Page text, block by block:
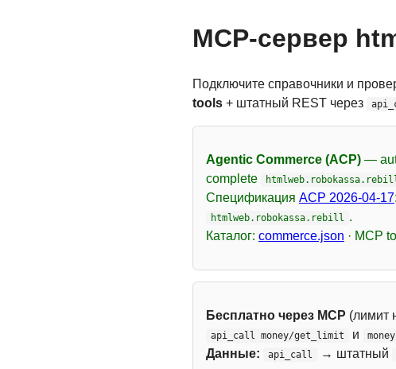
MCP-сервер
Подключите справочники и
tools + штатный REST через
Agentic Commerce (ACP) —
complete
Спецификация ACP 2026-04-17:
htmlweb.robokassa.rebill .
Каталог: commerce.json · MCP
Бесплатно через MCP (лимит
api_call money/get_limit и
Данные:
api_call → штатный